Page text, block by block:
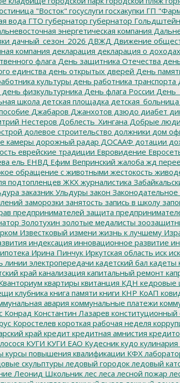
"Восток" госуслуги госхакупки ГП
вода ГТО губернатор губернатор Гольдштейн
энергетическая компания
дачный_сезон_2026 ДВЖД Движение
компания декларация декларация о доходах
флага День защитника Отечества
единства день открытых дверей День
культуры день работника транспорта
день физкультурника День флага России
школа детская площадка детская_больница
Джабаров Джанхотов дзюдо диабет
Нестеров Доблесть_Хингана Добрые люди
долевое строительство должники дом
камеры дорожный радар ДОСААФ дотации
еврейские традиции Евровидение
ель ЕНВД Ефим Вепринский жалоба жд
обращение с животными жестокость
подтопленцев ЖКХ журналистика
заказник Ульдуры закон
заморозки занятость запись в школу
предпринимателей защита
Золотухин золотые медалисты
Известковый измени жизнь к лучшему
индексация инновационное развитие
ипотека Ирина Пинчук Иркутская область иск
линии электропередачи кадетский бал кадеты
край канализация капитальный ремонт
квартиры квитанция КДН кедровые
клубника книга памяти книги КНР КоАП
авария коммунальные платежи
Конрад Константин Лазарев конституционный
Коростелев короткая рабочая неделя
край кредит кредитная амнистия
КУГИ КУГИ ЕАО Кудесник кудо кулинария
курсы повышения квалификации КФХ
скульптуры ледовый городок ледовый
Леонид Школьник лес леса лесной пожар